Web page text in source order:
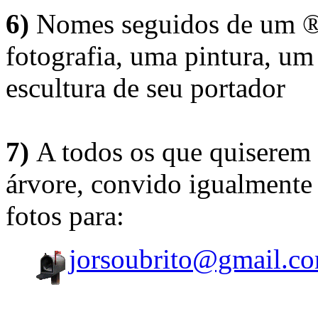
6) Nomes seguidos de um
fotografia, uma pintura,
escultura de seu portador
7) A todos os que
árvore, convido
fotos para: